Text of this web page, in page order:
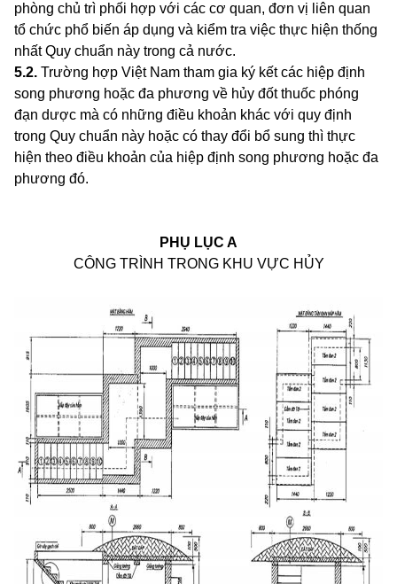
phòng chủ trì phối hợp với các cơ quan, đơn vị liên quan
tổ chức phổ biến áp dụng và kiểm tra việc thực hiện thống
nhất Quy chuẩn này trong cả nước.
5.2. Trường hợp Việt Nam tham gia ký kết các hiệp định
song phương hoặc đa phương về hủy đốt thuốc phóng
đạn dược mà có những điều khoản khác với quy định
trong Quy chuẩn này hoặc có thay đổi bổ sung thì thực
hiện theo điều khoản của hiệp định song phương hoặc đa
phương đó.
PHỤ LỤC A
CÔNG TRÌNH TRONG KHU VỰC HỦY